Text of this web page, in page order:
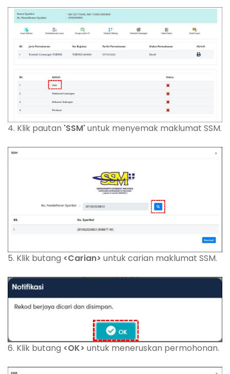
4. Klik pautan 'SSM'untuk menyemak maklumat SSM.
5. Klik butang <Carian> untuk carian maklumat SSM.
6. Klik butang <OK> untuk meneruskan permohonan.